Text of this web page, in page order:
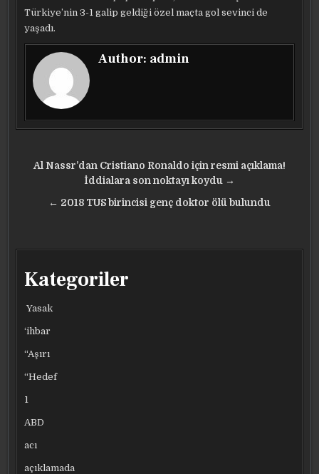
Türkiye’nin 3-1 galip geldiği özel maçta gol sevinci de
yaşadı.
Author: admin
Yazı
gezinmesi
Al Nassr’dan Cristiano Ronaldo için resmi açıklama!
İddialara son noktayı koydu →
← 2018 TUS birincisi genç doktor ölü bulundu
Kategoriler
Yasak
‘ihbar
“Aşırı
“Hedef
1
ABD
acı
açıklamada